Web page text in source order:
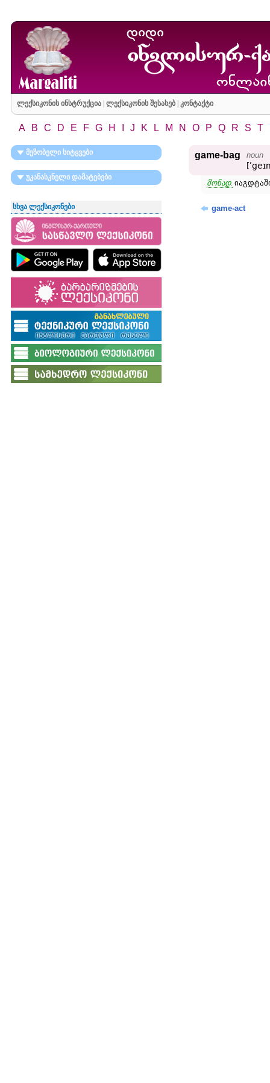
ლექსიკონის ინსტრუქცია| ლექსიკონის შესახებ| კონტაქტი
A B C D E F G H J K L M N O P Q R S T
მეზობელი სიტყვები
უკანასკნელი დამატებები
სხვა ლექსიკონები
game-bag noun
მონად.
game-act